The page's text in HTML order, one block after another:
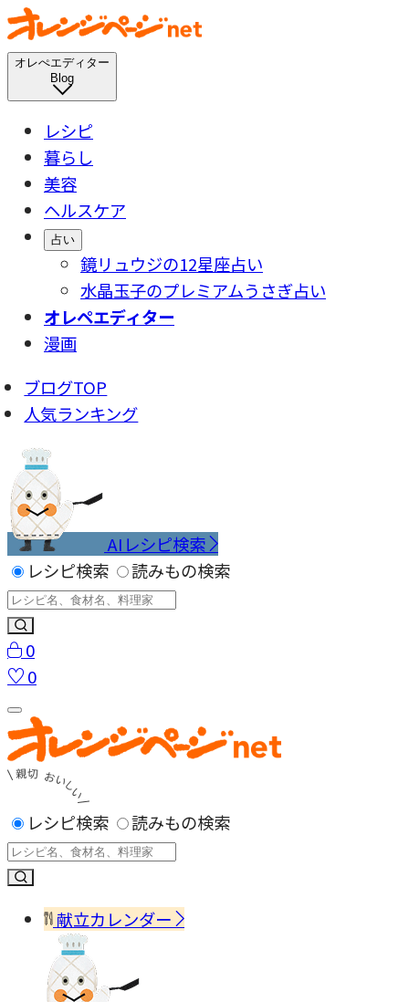
オレぺエディター
Blog
レシピ
暮らし
美容
ヘルスケア
占い
鏡リュウジの12星座占い
水晶玉子のプレミアムうさぎ占い
オレペエディター
漫画
ブログTOP
人気ランキング
AIレシピ検索
レシピ検索
読みもの検索
0
0
レシピ検索 読みもの検索
献立カレンダー